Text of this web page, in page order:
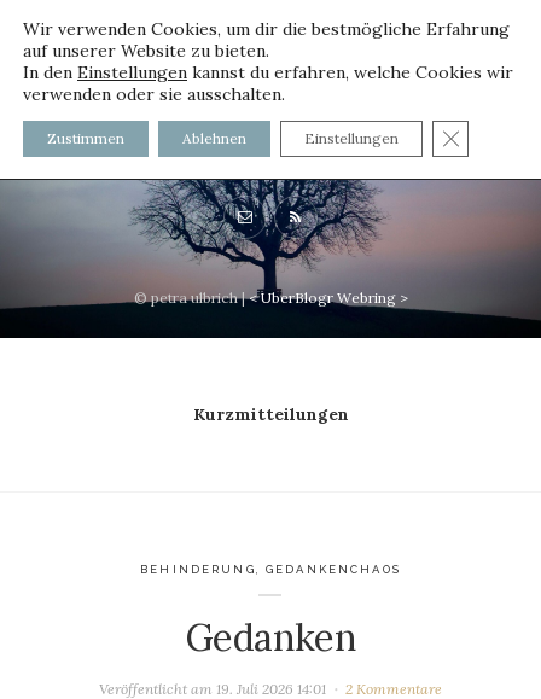
voller worte - mit und ohne
Innenfutter
© petra ulbrich |< UberBlogr Webring >
Kurzmitteilungen
BEHINDERUNG GEDANKENCHAOS
Gedanken
Veröffentlicht am 19. Juli 2026 14:01 2 Kommentare
Wir verwenden Cookies, um dir die bestmögliche Erfahrung
auf unserer Website zu bieten.
In den Einstellungen kannst du erfahren, welche Cookies wir
verwenden oder sie ausschalten.
Zustimmen Ablehnen Einstellungen GDPR